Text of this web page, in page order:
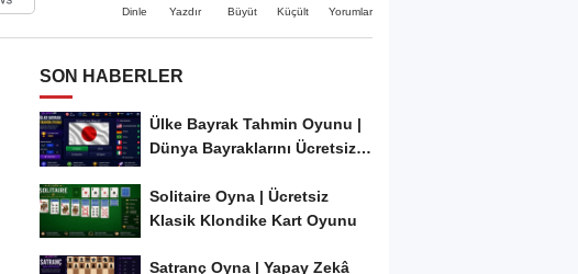
Dinle Yazdır Büyüt Küçült Yorumlar
SON HABERLER
Ülke Bayrak Tahmin Oyunu |
Dünya Bayraklarını Ücretsiz
Solitaire Oyna | Ücretsiz
Klasik Klondike Kart Oyunu
Satranç Oyna | Yapay Zekâ